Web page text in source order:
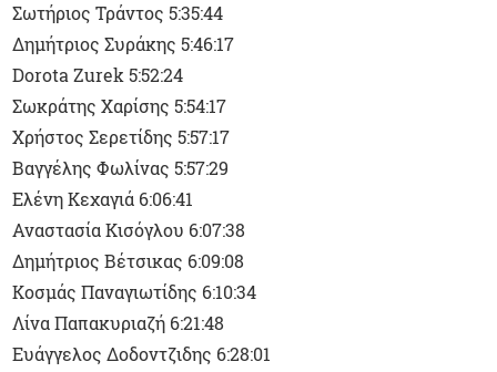
Σωτήριος Τράντος 5:35:44
Δημήτριος Συράκης 5:46:17
Dorota Zurek 5:52:24
Σωκράτης Χαρίσης 5:54:17
Χρήστος Σερετίδης 5:57:17
Βαγγέλης Φωλίνας 5:57:29
Ελένη Κεχαγιά 6:06:41
Αναστασία Κισόγλου 6:07:38
Δημήτριος Βέτσικας 6:09:08
Κοσμάς Παναγιωτίδης 6:10:34
Λίνα Παπακυριαζή 6:21:48
Ευάγγελος Δοδοντζιδης 6:28:01